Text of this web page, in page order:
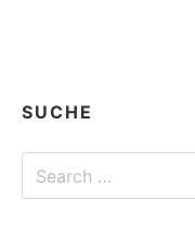
SUCHE
Search
for: